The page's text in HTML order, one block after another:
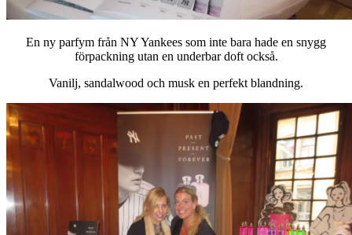
En ny parfym från NY Yankees som inte bara hade en snygg
förpackning utan en underbar doft också.
Vanilj, sandalwood och musk en perfekt blandning.